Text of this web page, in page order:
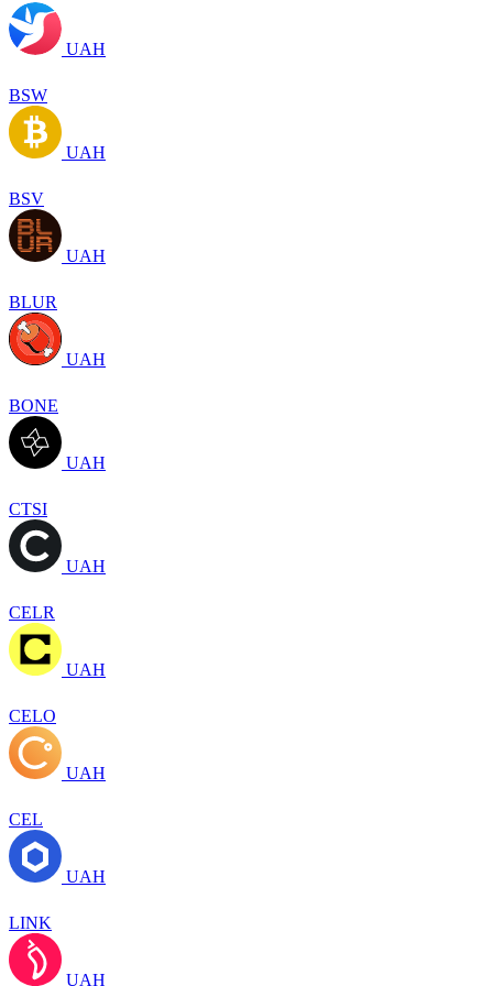
UAH
BSW
UAH
BSV
UAH
BLUR
UAH
BONE
UAH
CTSI
UAH
CELR
UAH
CELO
UAH
CEL
UAH
LINK
UAH